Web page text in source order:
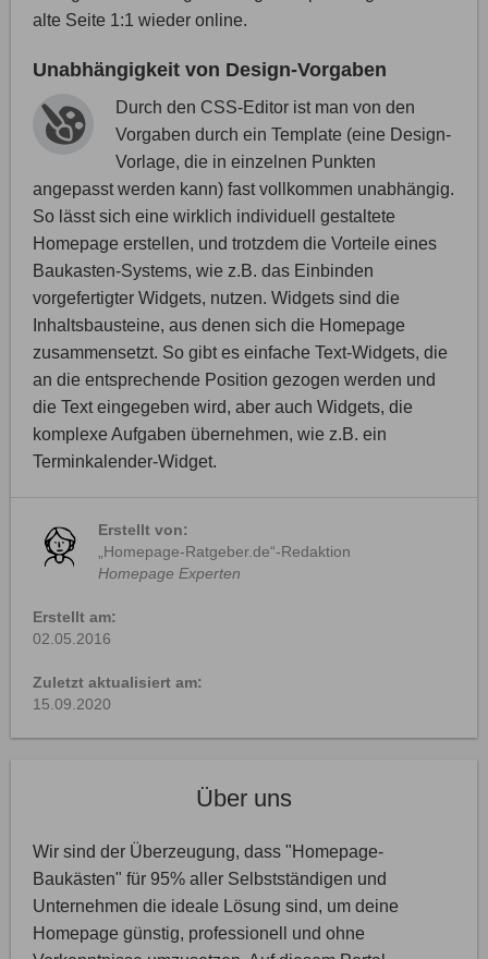
alte Seite 1:1 wieder online.
Unabhängigkeit von Design-Vorgaben
Durch den CSS-Editor ist man von den
Vorgaben durch ein Template (eine Design-
Vorlage, die in einzelnen Punkten
angepasst werden kann) fast vollkommen unabhängig.
So lässt sich eine wirklich individuell gestaltete
Homepage erstellen, und trotzdem die Vorteile eines
Baukasten-Systems, wie z.B. das Einbinden
vorgefertigter Widgets, nutzen. Widgets sind die
Inhaltsbausteine, aus denen sich die Homepage
zusammensetzt. So gibt es einfache Text-Widgets, die
an die entsprechende Position gezogen werden und
die Text eingegeben wird, aber auch Widgets, die
komplexe Aufgaben übernehmen, wie z.B. ein
Terminkalender-Widget.
Erstellt von:
„Homepage-Ratgeber.de“-Redaktion
Homepage Experten
Erstellt am:
02.05.2016
Zuletzt aktualisiert am:
15.09.2020
Über uns
Wir sind der Überzeugung, dass "Homepage-
Baukästen" für 95% aller Selbstständigen und
Unternehmen die ideale Lösung sind, um deine
Homepage günstig, professionell und ohne